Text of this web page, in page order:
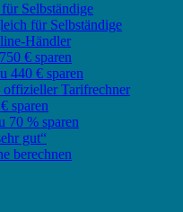
Selbständige
für Selbständige
Händler
€ sparen
440 € sparen
offizieller Tarifrechner
sparen
70 % sparen
gut“
berechnen